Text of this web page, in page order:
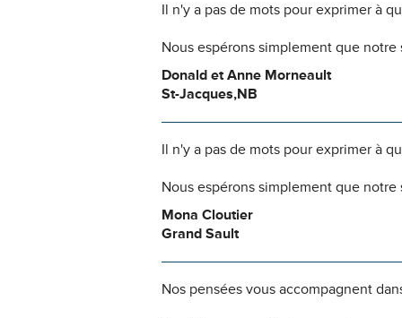
Il n'y a pas de mots pour exprimer à
Nous espérons simplement que
Donald et Anne Morneault
St-Jacques,NB
Il n'y a pas de mots pour exprimer à
Nous espérons simplement que
Mona Cloutier
Grand Sault
Nos pensées vous accompagnent